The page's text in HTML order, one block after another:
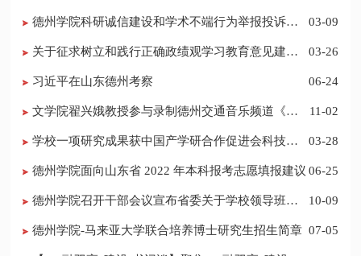
德州学院科研诚信建设和学术不端行为举报投诉电
03-09
03-26
习近平在山东德州考察 06-24
​文学院翟兴娥教授参与录制德州交通音乐频道《科
11-02
学校一项研究成果获中国产学研合作促进会科技创
03-28
德州学院面向山东省 2022 年本科报考志愿填报建议 06-25
​德州学院召开干部会议宣布省委关于学校领导班子
10-09
德州学院-马来亚大学联合培养博士研究生招生简章 07-05